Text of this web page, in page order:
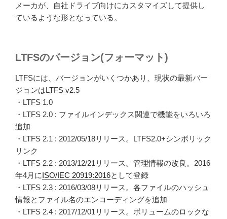
メーカが、自社ドライブ向けにカスタマイズして提供し
ているような形となっている。
LTFSのバージョン(フォーマット)
LTFSには、バージョンがいくつかあり、現状の最新バー
ジョンはLTFS v2.5
・LTFS 1.0
・LTFS 2.0 : ファイルインデックス関連で機能をいろいろ
追加
・LTFS 2.1 : 2012/05/18リリース。LTFS2.0+シンボリック
リンク
・LTFS 2.2 : 2013/12/21リリース。管理情報の改良。2016
年4月にISO/IEC 20919:2016として登録
・LTFS 2.3 : 2016/03/08リリース。各ファイルのハッシュ
情報とファイル名のエンコーディングを追加
・LTFS 2.4 : 2017/12/01リリース。ボリュームのロックな